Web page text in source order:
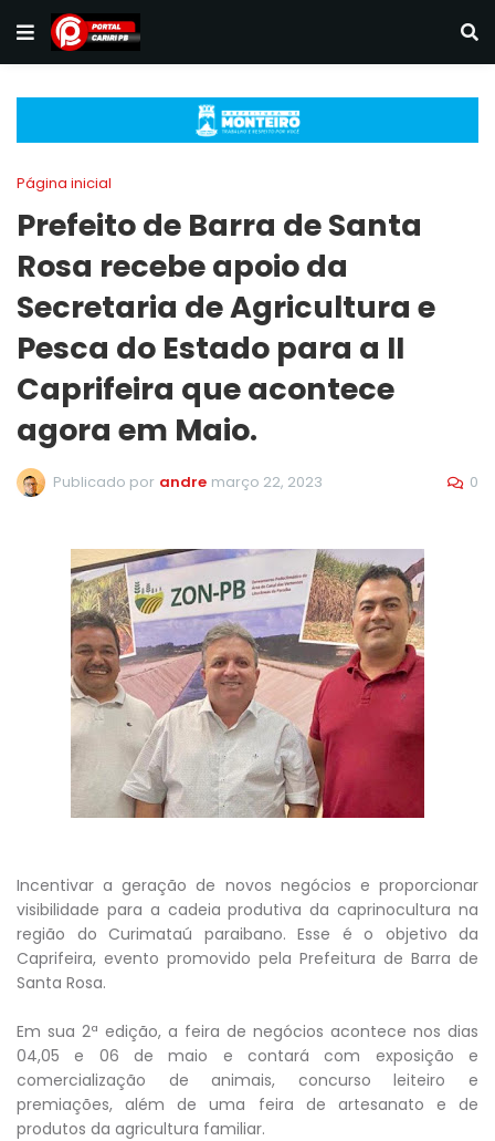
Página inicial
Prefeito de Barra de Santa
Rosa recebe apoio da
Secretaria de Agricultura e
Pesca do Estado para a II
Caprifeira que acontece
agora em Maio.
Publicado por andre março 22, 2023 0
Incentivar a geração de novos negócios e proporcionar
visibilidade para a cadeia produtiva da caprinocultura na
região do Curimataú paraibano. Esse é o objetivo da
Caprifeira, evento promovido pela Prefeitura de Barra de
Santa Rosa.
Em sua 2ª edição, a feira de negócios acontece nos dias
04,05 e 06 de maio e contará com exposição e
comercialização de animais, concurso leiteiro e
premiações, além de uma feira de artesanato e de
produtos da agricultura familiar.